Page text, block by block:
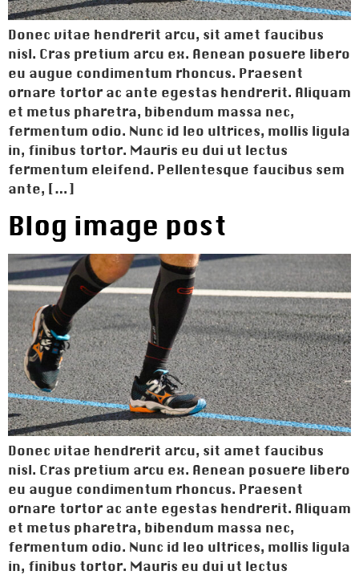
Donec vitae hendrerit arcu, sit amet faucibus
nisl. Cras pretium arcu ex. Aenean posuere libero
eu augue condimentum rhoncus. Praesent
ornare tortor ac ante egestas hendrerit. Aliquam
et metus pharetra, bibendum massa nec,
fermentum odio. Nunc id leo ultrices, mollis ligula
in, finibus tortor. Mauris eu dui ut lectus
fermentum eleifend. Pellentesque faucibus sem
ante, […]
Blog image post
Donec vitae hendrerit arcu, sit amet faucibus
nisl. Cras pretium arcu ex. Aenean posuere libero
eu augue condimentum rhoncus. Praesent
ornare tortor ac ante egestas hendrerit. Aliquam
et metus pharetra, bibendum massa nec,
fermentum odio. Nunc id leo ultrices, mollis ligula
in, finibus tortor. Mauris eu dui ut lectus